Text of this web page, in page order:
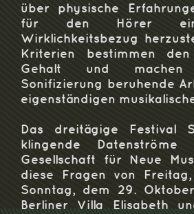
über physische
für den Hörer
Wirklichkeitsbezug
Kriterien bestimmen den
Gehalt und
Sonifizierung beruhende
eigenständigen
Das dreitägige Festival
klingende Datenströme
Gesellschaft für Neue
diese Fragen von
Sonntag, dem 29.
Berliner Villa Elisabeth